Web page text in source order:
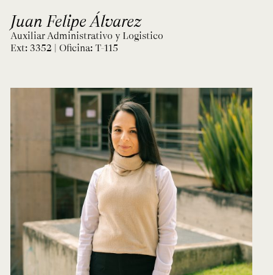
Juan Felipe Álvarez
Auxiliar Administrativo y Logistico
Ext: 3352 | Oficina: T-115